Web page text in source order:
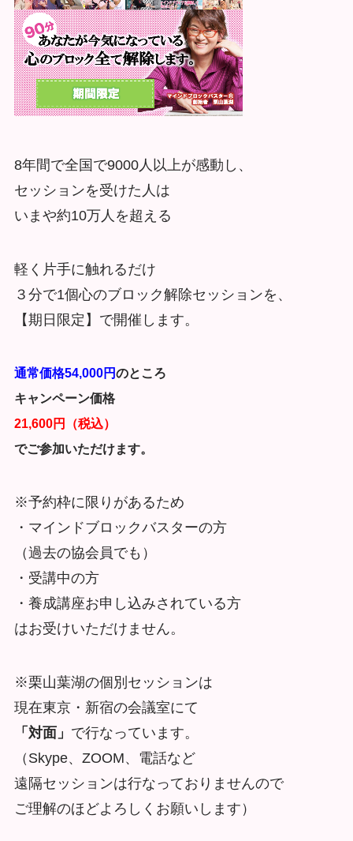
8年間で全国で9000人以上が感動し、
セッションを受けた人は
いまや約10万人を超える
軽く片手に触れるだけ
３分で1個心のブロック解除セッションを、
【期日限定】で開催します。
通常価格54,000円のところ
キャンペーン価格
21,600円（税込）
でご参加いただけます。
※予約枠に限りがあるため
・マインドブロックバスターの方
（過去の協会員でも）
・受講中の方
・養成講座お申し込みされている方
はお受けいただけません。
※栗山葉湖の個別セッションは
現在東京・新宿の会議室にて
「対面」 で行なっています。
（Skype、ZOOM、電話など
遠隔セッションは行なっておりませんので
ご理解のほどよろしくお願いします）